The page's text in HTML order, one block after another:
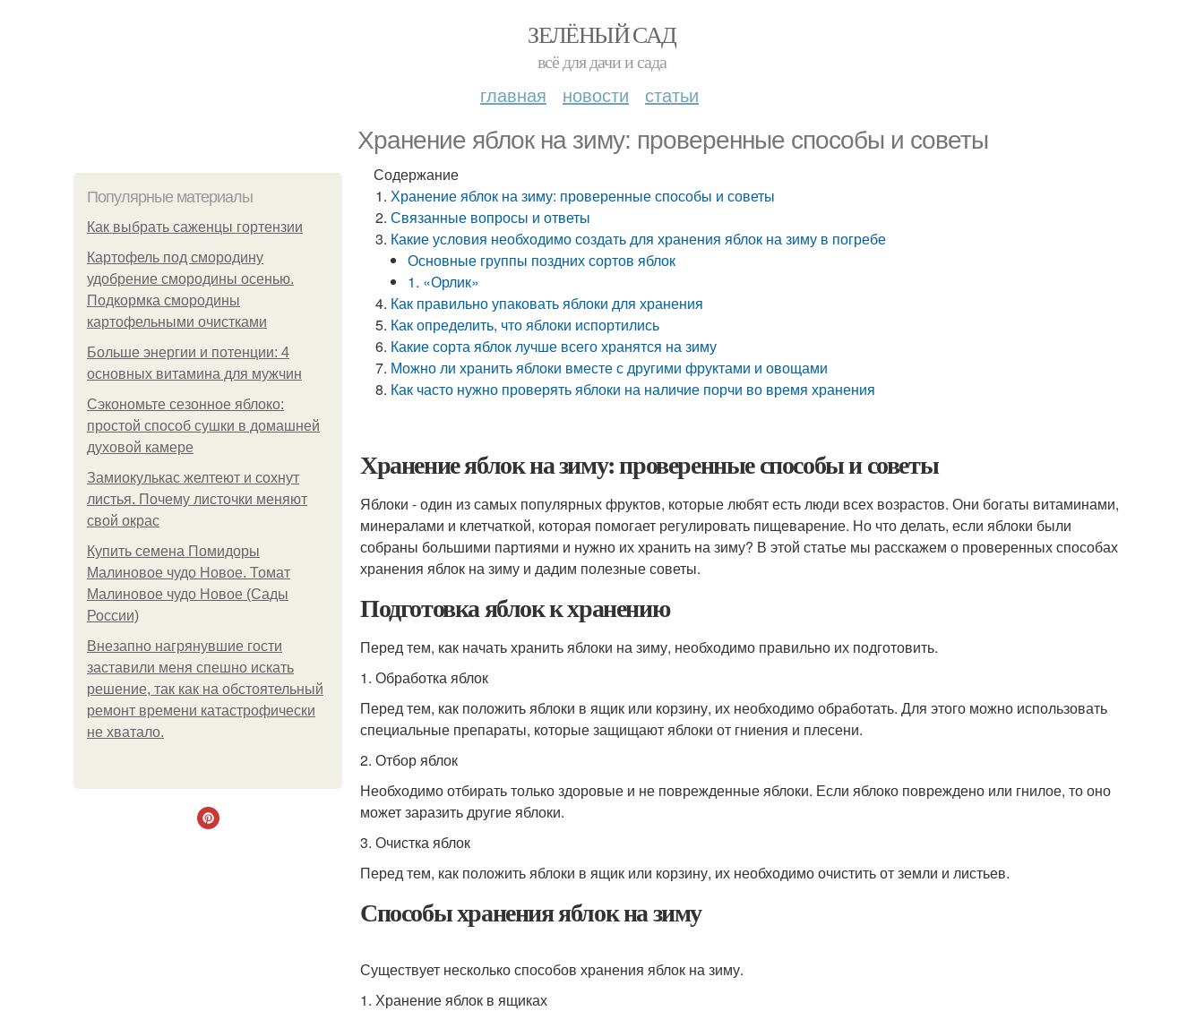
ЗЕЛЁНЫЙ САД
всё для дачи и сада
главная новости статьи
Хранение яблок на зиму: проверенные способы и советы
Популярные материалы
Как выбрать саженцы гортензии
Картофель под смородину
удобрение смородины осенью.
Подкормка смородины
картофельными очистками
Больше энергии и потенции: 4
основных витамина для мужчин
Сэкономьте сезонное яблоко:
простой способ сушки в домашней
духовой камере
Замиокулькас желтеют и сохнут
листья. Почему листочки меняют
свой окрас
Купить семена Помидоры
Малиновое чудо Новое. Томат
Малиновое чудо Новое (Сады
России)
Внезапно нагрянувшие гости
заставили меня спешно искать
решение, так как на обстоятельный
ремонт времени катастрофически
не хватало.
Содержание
Хранение яблок на зиму: проверенные способы и советы
Связанные вопросы и ответы
Какие условия необходимо создать для хранения яблок на зиму в погребе
Основные группы поздних сортов яблок
1. «Орлик»
Как правильно упаковать яблоки для хранения
Как определить, что яблоки испортились
Какие сорта яблок лучше всего хранятся на зиму
Можно ли хранить яблоки вместе с другими фруктами и овощами
Как часто нужно проверять яблоки на наличие порчи во время хранения
Хранение яблок на зиму: проверенные способы и советы
Яблоки - один из самых популярных фруктов, которые любят есть люди всех возрастов. Они богаты витаминами,
минералами и клетчаткой, которая помогает регулировать пищеварение. Но что делать, если яблоки были
собраны большими партиями и нужно их хранить на зиму? В этой статье мы расскажем о проверенных способах
хранения яблок на зиму и дадим полезные советы.
Подготовка яблок к хранению
Перед тем, как начать хранить яблоки на зиму, необходимо правильно их подготовить.
1. Обработка яблок
Перед тем, как положить яблоки в ящик или корзину, их необходимо обработать. Для этого можно использовать
специальные препараты, которые защищают яблоки от гниения и плесени.
2. Отбор яблок
Необходимо отбирать только здоровые и не поврежденные яблоки. Если яблоко повреждено или гнилое, то оно
может заразить другие яблоки.
3. Очистка яблок
Перед тем, как положить яблоки в ящик или корзину, их необходимо очистить от земли и листьев.
Способы хранения яблок на зиму
Существует несколько способов хранения яблок на зиму.
1. Хранение яблок в ящиках